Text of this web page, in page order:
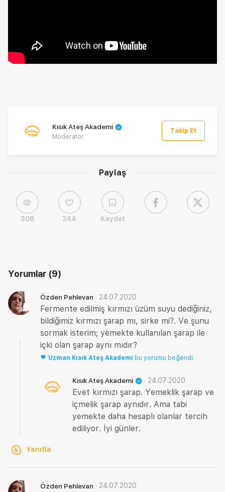
Paylaş
30B 244 Kaydet
Kısık Ateş Akademi
Moderatör
Takip Et
Yorumlar (9)
Özden Pehlevan · 24.07.2020
Fermente edilmiş kırmızı üzüm suyu dediğiniz,
bildiğimiz kırmızı şarap mı, sirke mi?. Ve şunu
sormak isterim; yemekte kullanılan şarap ile
içki olan şarap aynı mıdır?
Uzman Kısık Ateş Akademi bu yorumu beğendi
Kısık Ateş Akademi · 24.07.2020
Evet kırmızı şarap. Yemeklik şarap ve
içmelik şarap aynıdır. Ama tabi
yemekte daha hesaplı olanlar tercih
ediliyor. İyi günler.
Yanıtla
Özden Pehlevan · 24.07.2020